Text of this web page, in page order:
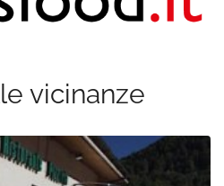
vicinanze